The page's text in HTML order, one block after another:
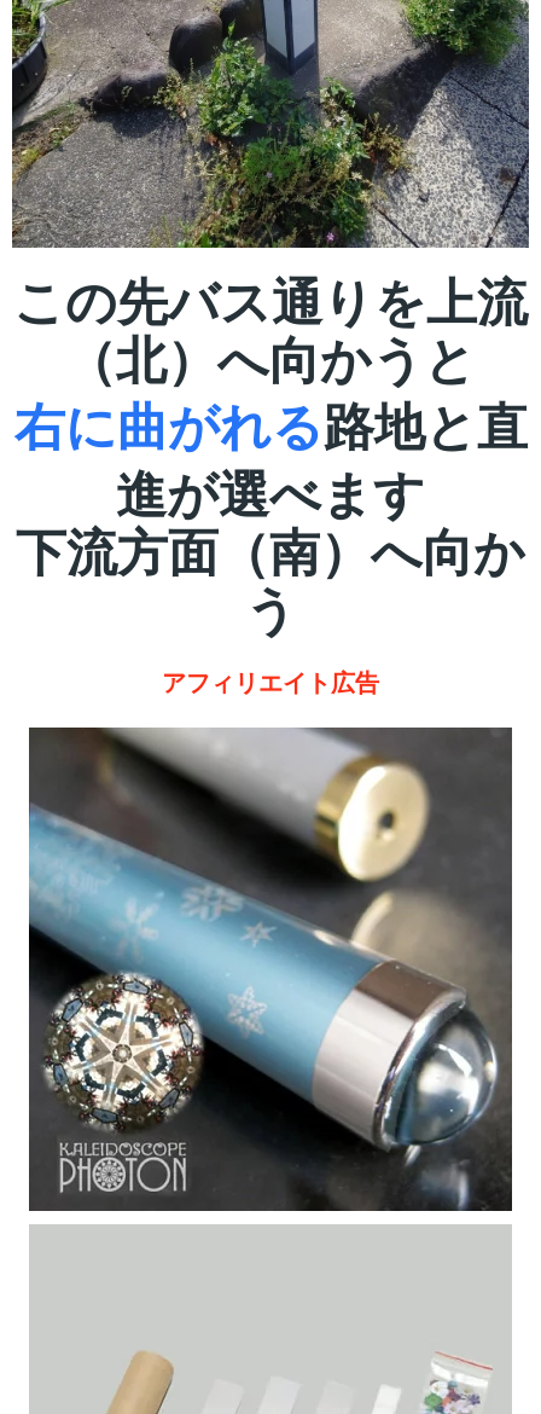
この先バス通りを上流
（北）へ向かうと
右に曲がれる路地と直
進が選べます
下流方面（南）へ向か
う
アフィリエイト広告